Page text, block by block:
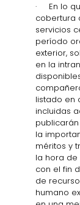
·     En
cobertura
servicios
período
exterior,
en la
listado en
incluidas
publicarán
la
méritos y
la hora de
con el fin
de
humano